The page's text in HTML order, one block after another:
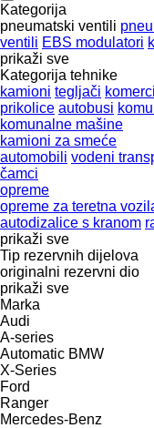
Kategorija
pneumatski ventili
ventili EBS modulatori
prikaži sve
Kategorija tehnike
kamioni tegljači
prikolice autobusi
komunalne mašine
kamioni za smeće
automobili vodeni
čamci
opreme
оpremе za teretna
autodizalice s kranom
prikaži sve
Tip rezervnih dijelova
originalni rezervni dio
prikaži sve
Marka
Audi
A-series
Automatic BMW
X-Series
Ford
Ranger
Mercedes-Benz